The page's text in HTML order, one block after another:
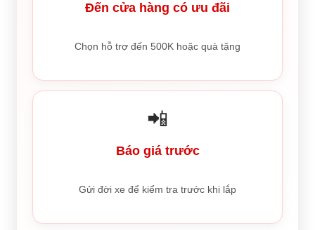
Đến cửa hàng có ưu đãi
Chọn hỗ trợ đến 500K hoặc quà tặng
📲
Báo giá trước
Gửi đời xe để kiểm tra trước khi lắp